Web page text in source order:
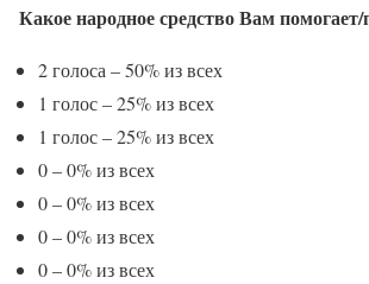
Какое народное средство Вам
2 голоса – 50% из всех
1 голос – 25% из всех
1 голос – 25% из всех
0 – 0% из всех
0 – 0% из всех
0 – 0% из всех
0 – 0% из всех